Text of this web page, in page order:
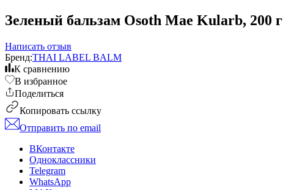
Зеленый бальзам Osoth Mae Kularb, 200 г
Написать отзыв
Бренд:THAI LABEL BALM
К сравнению
В избранное
Поделиться
Копировать ссылку
Отправить по email
ВКонтакте
Одноклассники
Telegram
WhatsApp